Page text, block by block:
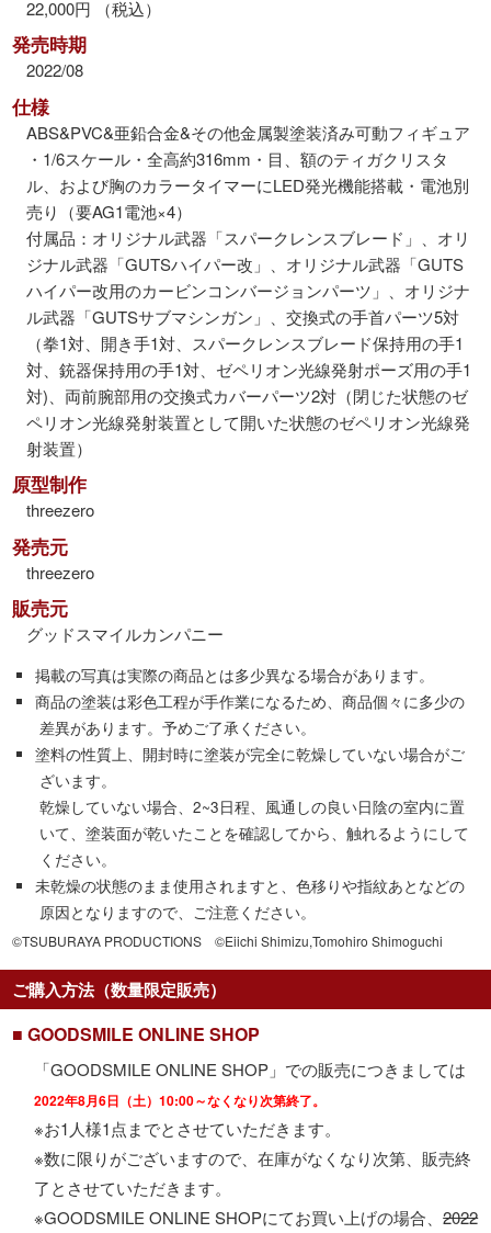
22,000円 （税込）
発売時期
2022/08
仕様
ABS&PVC&亜鉛合金&その他金属製塗装済み可動フィギュア
・1/6スケール・全高約316mm・目、額のティガクリスタ
ル、および胸のカラータイマーにLED発光機能搭載・電池別
売り（要AG1電池×4）
付属品：オリジナル武器「スパークレンスブレード」、オリ
ジナル武器「GUTSハイパー改」、オリジナル武器「GUTS
ハイパー改用のカービンコンバージョンパーツ」、オリジナ
ル武器「GUTSサブマシンガン」、交換式の手首パーツ5対
（拳1対、開き手1対、スパークレンスブレード保持用の手1
対、銃器保持用の手1対、ゼペリオン光線発射ポーズ用の手1
対)、両前腕部用の交換式カバーパーツ2対（閉じた状態のゼ
ペリオン光線発射装置として開いた状態のゼペリオン光線発
射装置）
原型制作
threezero
発売元
threezero
販売元
グッドスマイルカンパニー
掲載の写真は実際の商品とは多少異なる場合があります。
商品の塗装は彩色工程が手作業になるため、商品個々に多少の
差異があります。予めご了承ください。
塗料の性質上、開封時に塗装が完全に乾燥していない場合がご
ざいます。
乾燥していない場合、2~3日程、風通しの良い日陰の室内に置
いて、塗装面が乾いたことを確認してから、触れるようにして
ください。
未乾燥の状態のまま使用されますと、色移りや指紋あとなどの
原因となりますので、ご注意ください。
©TSUBURAYA PRODUCTIONS ©Eiichi Shimizu,Tomohiro Shimoguchi
ご購入方法（数量限定販売）
■ GOODSMILE ONLINE SHOP
「GOODSMILE ONLINE SHOP」での販売につきましては
2022年8月6日（土）10:00～なくなり次第終了。
※お1人様1点までとさせていただきます。
※数に限りがございますので、在庫がなくなり次第、販売終
了とさせていただきます。
※GOODSMILE ONLINE SHOPにてお買い上げの場合、2022